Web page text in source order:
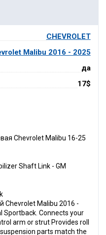
CHEVROLET
Malibu 2016 - 2025
да
17$
Chevrolet Malibu 16-25
Shaft Link - GM
Chevrolet Malibu 2016 -
Sportback. Connects your
arm or strut Provides roll
parts match the